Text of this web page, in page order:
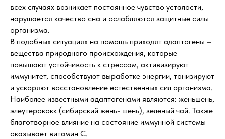
всех случаях возникает постоянное чувство усталости,
нарушается качество сна и ослабляются защитные силы
организма.
В подобных ситуациях на помощь приходят адаптогены –
вещества природного происхождения, которые
повышают устойчивость к стрессам, активизируют
иммунитет, способствуют выработке энергии, тонизируют
и ускоряют восстановление естественных сил организма.
Наиболее известными адаптогенами являются: женьшень,
элеутерококк (сибирский жень- шень), зеленый чай. Также
благотворное влияние на состояние иммунной системы
оказывает витамин С.